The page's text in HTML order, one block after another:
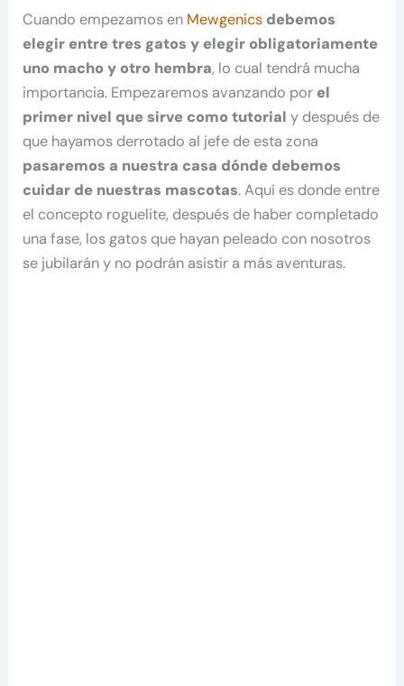
Cuando empezamos en Mewgenics debemos
elegir entre tres gatos y elegir obligatoriamente
uno macho y otro hembra, lo cual tendrá mucha
importancia. Empezaremos avanzando por el
primer nivel que sirve como tutorial y después de
que hayamos derrotado al jefe de esta zona
pasaremos a nuestra casa dónde debemos
cuidar de nuestras mascotas. Aquí es donde entre
el concepto roguelite, después de haber completado
una fase, los gatos que hayan peleado con nosotros
se jubilarán y no podrán asistir a más aventuras.